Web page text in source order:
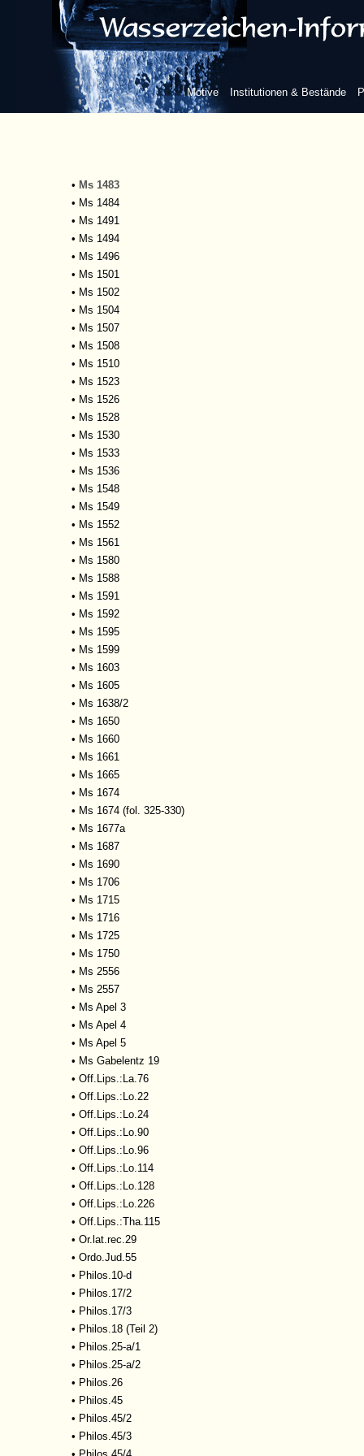
Motive Institutionen & Bestände
• Ms 1463
•Ms 1467
•Ms 1469
•Ms 1470
•Ms 1471
•Ms 1473
•Ms 1474
• Ms 1483
• Ms 1484
• Ms 1491
• Ms 1494
• Ms 1496
• Ms 1501
• Ms 1502
• Ms 1504
• Ms 1507
• Ms 1508
• Ms 1510
• Ms 1523
• Ms 1526
• Ms 1528
• Ms 1530
• Ms 1533
• Ms 1536
• Ms 1548
• Ms 1549
• Ms 1552
• Ms 1561
• Ms 1580
• Ms 1588
• Ms 1591
• Ms 1592
• Ms 1595
• Ms 1599
• Ms 1603
• Ms 1605
• Ms 1638/2
• Ms 1650
• Ms 1660
• Ms 1661
• Ms 1665
• Ms 1674
• Ms 1674 (fol. 325-330)
• Ms 1677a
• Ms 1687
• Ms 1690
• Ms 1706
• Ms 1715
• Ms 1716
• Ms 1725
• Ms 1750
• Ms 2556
• Ms 2557
• Ms Apel 3
• Ms Apel 4
• Ms Apel 5
• Ms Gabelentz 19
• Off.Lips.:La.76
• Off.Lips.:Lo.22
• Off.Lips.:Lo.24
• Off.Lips.:Lo.90
• Off.Lips.:Lo.96
• Off.Lips.:Lo.114
• Off.Lips.:Lo.128
• Off.Lips.:Lo.226
• Off.Lips.:Tha.115
• Or.lat.rec.29
• Ordo.Jud.55
• Philos.10-d
• Philos.17/2
• Philos.17/3
• Philos.18 (Teil 2)
• Philos.25-a/1
• Philos.25-a/2
• Philos.26
• Philos.45
• Philos.45/2
• Philos.45/3